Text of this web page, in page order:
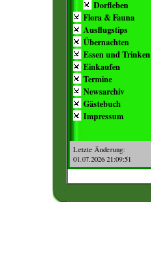
Dorfleben
Flora & Fauna
Ausflugstips
Übernachten
Essen und Trinken
Einkaufen
Termine
Newsarchiv
Gästebuch
Impressum
Letzte Änderung:
01.07.2026 21:09:51